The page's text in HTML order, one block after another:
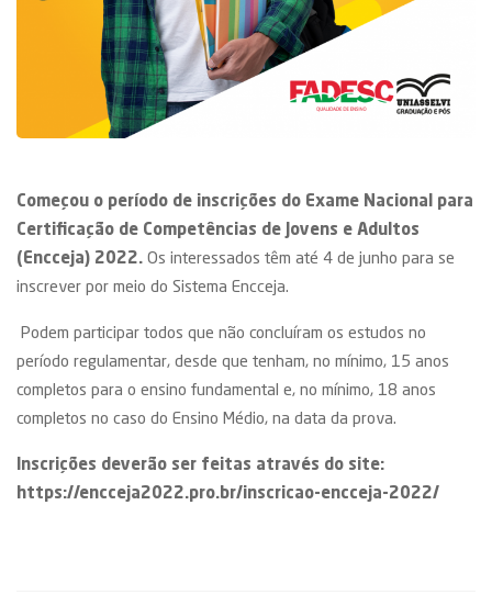
Começou o período de inscrições do Exame Nacional para
Certificação de Competências de Jovens e Adultos
(Encceja) 2022. Os interessados têm até 4 de junho para se
inscrever por meio do Sistema Encceja.
Podem participar todos que não concluíram os estudos no
período regulamentar, desde que tenham, no mínimo, 15 anos
completos para o ensino fundamental e, no mínimo, 18 anos
completos no caso do Ensino Médio, na data da prova.
Inscrições deverão ser feitas através do site:
https://encceja2022.pro.br/inscricao-encceja-2022/